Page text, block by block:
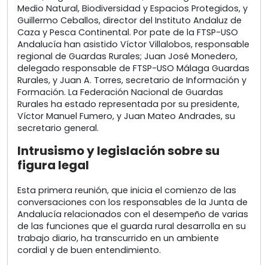
Medio Natural, Biodiversidad y Espacios Protegidos, y
Guillermo Ceballos, director del Instituto Andaluz de
Caza y Pesca Continental. Por pate de la FTSP-USO
Andalucía han asistido Víctor Villalobos, responsable
regional de Guardas Rurales; Juan José Monedero,
delegado responsable de FTSP-USO Málaga Guardas
Rurales, y Juan A. Torres, secretario de Información y
Formación. La Federación Nacional de Guardas
Rurales ha estado representada por su presidente,
Víctor Manuel Fumero, y Juan Mateo Andrades, su
secretario general.
Intrusismo y legislación sobre su
figura legal
Esta primera reunión, que inicia el comienzo de las
conversaciones con los responsables de la Junta de
Andalucía relacionados con el desempeño de varias
de las funciones que el guarda rural desarrolla en su
trabajo diario, ha transcurrido en un ambiente
cordial y de buen entendimiento.